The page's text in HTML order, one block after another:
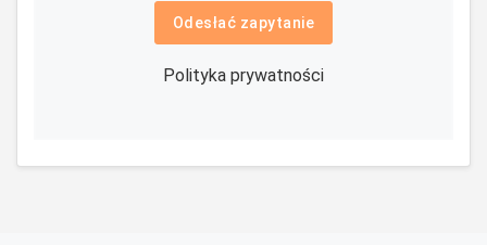
Odesłać zapytanie
Polityka prywatności